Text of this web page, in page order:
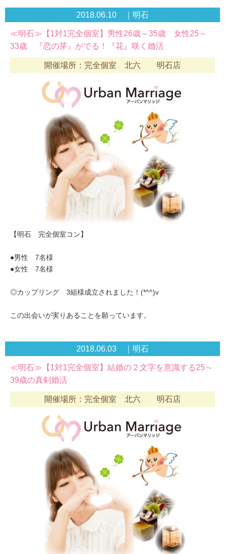
2018.06.10 ｜明石
≪明石≫【1対1完全個室】男性26歳～35歳 女性25～
33歳 『恋の芽』がでる！『花』咲く婚活
開催場所：完全個室 北六 明石店
【明石 完全個室コン】
●男性 7名様
●女性 7名様
◎カップリング 3組様成立されました！(*^^)v
この出会いが実りあることを願っています。
2018.06.03 ｜明石
≪明石≫【1対1完全個室】結婚の２文字を意識する25～
39歳の真剣婚活
開催場所：完全個室 北六 明石店